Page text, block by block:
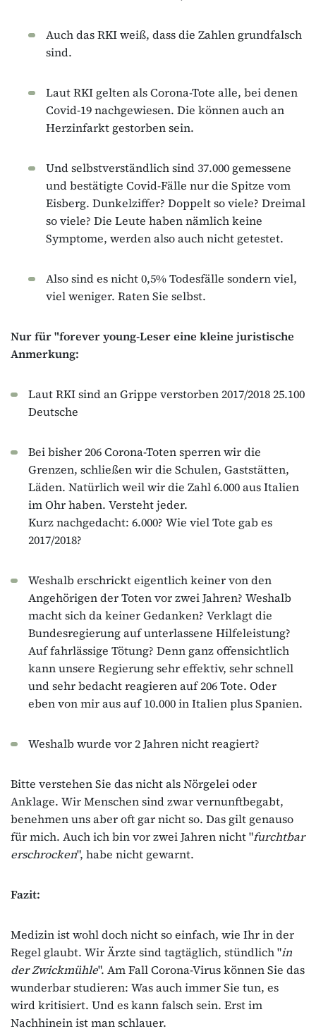
Auch das RKI weiß, dass die Zahlen grundfalsch
sind.
Laut RKI gelten als Corona-Tote alle, bei denen
Covid-19 nachgewiesen. Die können auch an
Herzinfarkt gestorben sein.
Und selbstverständlich sind 37.000 gemessene
und bestätigte Covid-Fälle nur die Spitze vom
Eisberg. Dunkelziffer? Doppelt so viele? Dreimal
so viele? Die Leute haben nämlich keine
Symptome, werden also auch nicht getestet.
Also sind es nicht 0,5% Todesfälle sondern viel,
viel weniger. Raten Sie selbst.
Nur für "forever young-Leser eine kleine juristische
Anmerkung:
Laut RKI sind an Grippe verstorben 2017/2018 25.100
Deutsche
Bei bisher 206 Corona-Toten sperren wir die
Grenzen, schließen wir die Schulen, Gaststätten,
Läden. Natürlich weil wir die Zahl 6.000 aus Italien
im Ohr haben. Versteht jeder.
Kurz nachgedacht: 6.000? Wie viel Tote gab es
2017/2018?
Weshalb erschrickt eigentlich keiner von den
Angehörigen der Toten vor zwei Jahren? Weshalb
macht sich da keiner Gedanken? Verklagt die
Bundesregierung auf unterlassene Hilfeleistung?
Auf fahrlässige Tötung? Denn ganz offensichtlich
kann unsere Regierung sehr effektiv, sehr schnell
und sehr bedacht reagieren auf 206 Tote. Oder
eben von mir aus auf 10.000 in Italien plus Spanien.
Weshalb wurde vor 2 Jahren nicht reagiert?
Bitte verstehen Sie das nicht als Nörgelei oder
Anklage. Wir Menschen sind zwar vernunftbegabt,
benehmen uns aber oft gar nicht so. Das gilt genauso
für mich. Auch ich bin vor zwei Jahren nicht "furchtbar
erschrocken", habe nicht gewarnt.
Fazit:
Medizin ist wohl doch nicht so einfach, wie Ihr in der
Regel glaubt. Wir Ärzte sind tagtäglich, stündlich "in
der Zwickmühle". Am Fall Corona-Virus können Sie das
wunderbar studieren: Was auch immer Sie tun, es
wird kritisiert. Und es kann falsch sein. Erst im
Nachhinein ist man schlauer.